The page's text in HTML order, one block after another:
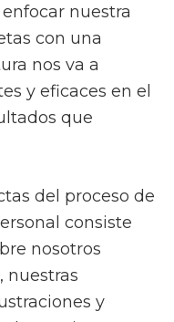
nuestra
con una
nos va a
y eficaces en el
que
del proceso de
consiste
nosotros
nuestras
y